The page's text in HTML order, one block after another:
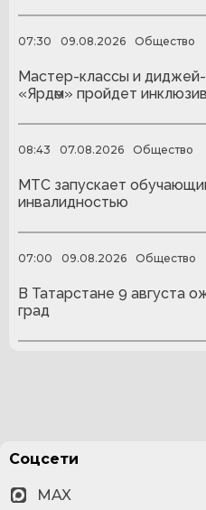
07:30 09.08.2026 Общество
Мастер-классы и
«Ярдәм» пройдет
08:43 07.08.2026 Общество
МТС запускает
инвалидностью
07:00 09.08.2026 Общество
В Татарстане 9 августа
град
Соцсети
MAX